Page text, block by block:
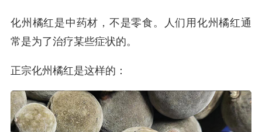
化州橘红是中药材，不是零食。人们用化州橘红通
常是为了治疗某些症状的。
正宗化州橘红是这样的：